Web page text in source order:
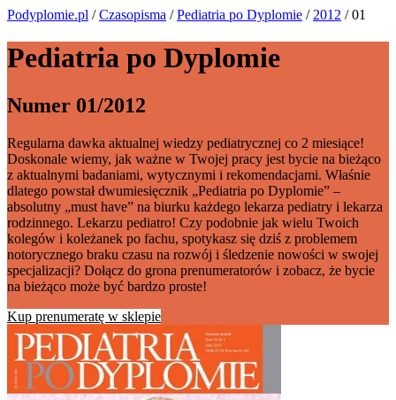
Podyplomie.pl /Czasopisma /Pediatria po Dyplomie / 2012 / 01
Pediatria po Dyplomie
Numer 01/2012
Regularna dawka aktualnej wiedzy pediatrycznej co 2 miesiące!
Doskonale wiemy, jak ważne w Twojej pracy jest bycie na bieżąco
z aktualnymi badaniami, wytycznymi i rekomendacjami. Właśnie
dlatego powstał dwumiesięcznik „Pediatria po Dyplomie” –
absolutny „must have” na biurku każdego lekarza pediatry i lekarza
rodzinnego. Lekarzu pediatro! Czy podobnie jak wielu Twoich
kolegów i koleżanek po fachu, spotykasz się dziś z problemem
notorycznego braku czasu na rozwój i śledzenie nowości w swojej
specjalizacji? Dołącz do grona prenumeratorów i zobacz, że bycie
na bieżąco może być bardzo proste!
Kup prenumeratę w sklepie